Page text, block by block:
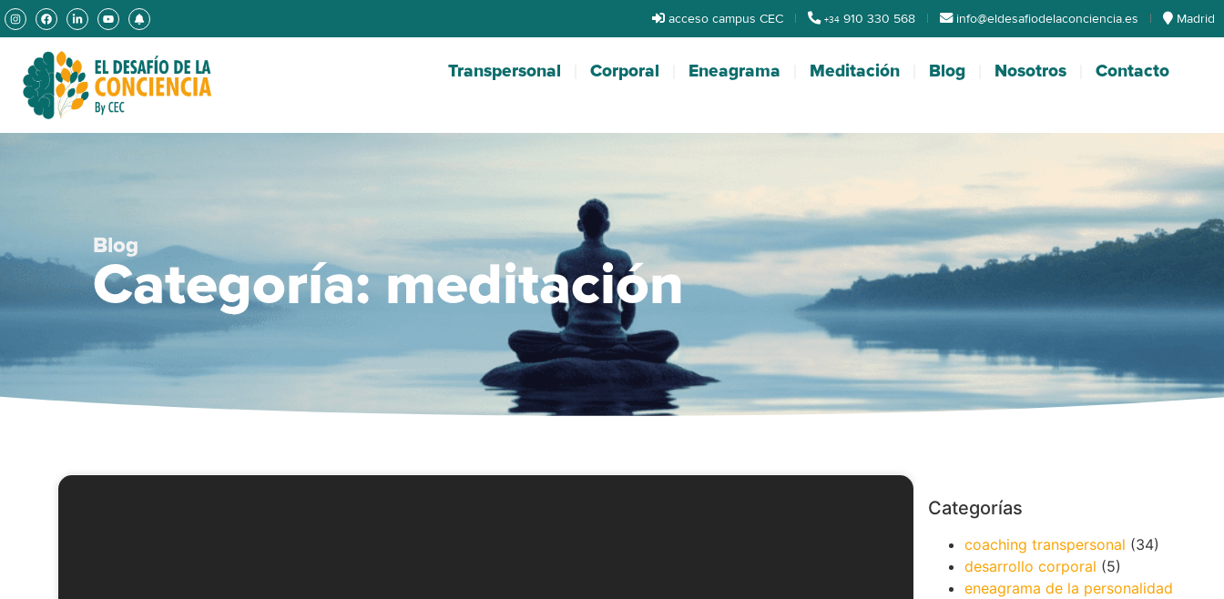
acceso campus CEC | +34 910 330 568 | info@eldesafiodelaconciencia.es | Madrid
Transpersonal Corporal Eneagrama Meditación Blog Nosotros Contacto
Blog
Categoría: meditación
Categorías
coaching transpersonal (34)
desarrollo corporal (5)
eneagrama de la personalidad